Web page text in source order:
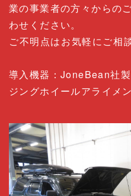
業の事業者の方々からの
わせください。
ご不明点はお気軽にご相
導入機器：JoneBean社
ジングホイールアライメ